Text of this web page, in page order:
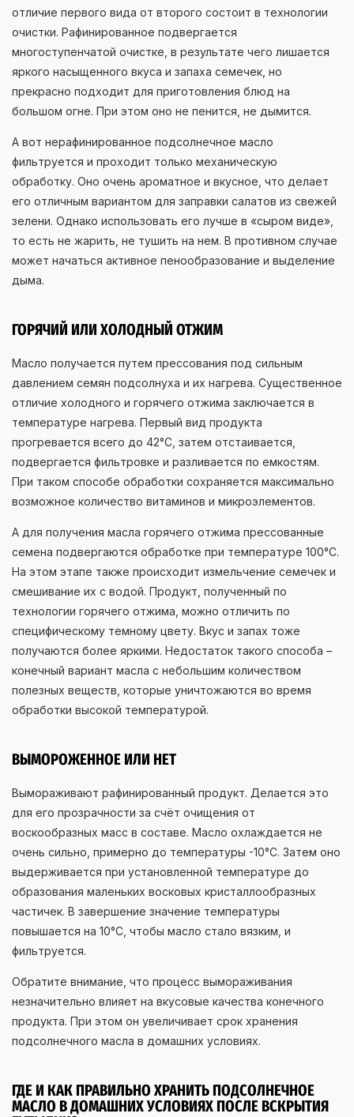
отличие первого вида от второго состоит в технологии
очистки. Рафинированное подвергается
многоступенчатой очистке, в результате чего лишается
яркого насыщенного вкуса и запаха семечек, но
прекрасно подходит для приготовления блюд на
большом огне. При этом оно не пенится, не дымится.
А вот нерафинированное подсолнечное масло
фильтруется и проходит только механическую
обработку. Оно очень ароматное и вкусное, что делает
его отличным вариантом для заправки салатов из свежей
зелени. Однако использовать его лучше в «сыром виде»,
то есть не жарить, не тушить на нем. В противном случае
может начаться активное пенообразование и выделение
дыма.
ГОРЯЧИЙ ИЛИ ХОЛОДНЫЙ ОТЖИМ
Масло получается путем прессования под сильным
давлением семян подсолнуха и их нагрева. Существенное
отличие холодного и горячего отжима заключается в
температуре нагрева. Первый вид продукта
прогревается всего до 42°С, затем отстаивается,
подвергается фильтровке и разливается по емкостям.
При таком способе обработки сохраняется максимально
возможное количество витаминов и микроэлементов.
А для получения масла горячего отжима прессованные
семена подвергаются обработке при температуре 100°С.
На этом этапе также происходит измельчение семечек и
смешивание их с водой. Продукт, полученный по
технологии горячего отжима, можно отличить по
специфическому темному цвету. Вкус и запах тоже
получаются более яркими. Недостаток такого способа –
конечный вариант масла с небольшим количеством
полезных веществ, которые уничтожаются во время
обработки высокой температурой.
ВЫМОРОЖЕННОЕ ИЛИ НЕТ
Вымораживают рафинированный продукт. Делается это
для его прозрачности за счёт очищения от
воскообразных масс в составе. Масло охлаждается не
очень сильно, примерно до температуры -10°С. Затем оно
выдерживается при установленной температуре до
образования маленьких восковых кристаллообразных
частичек. В завершение значение температуры
повышается на 10°С, чтобы масло стало вязким, и
фильтруется.
Обратите внимание, что процесс вымораживания
незначительно влияет на вкусовые качества конечного
продукта. При этом он увеличивает срок хранения
подсолнечного масла в домашних условиях.
ГДЕ И КАК ПРАВИЛЬНО ХРАНИТЬ ПОДСОЛНЕЧНОЕ
МАСЛО В ДОМАШНИХ УСЛОВИЯХ ПОСЛЕ ВСКРЫТИЯ